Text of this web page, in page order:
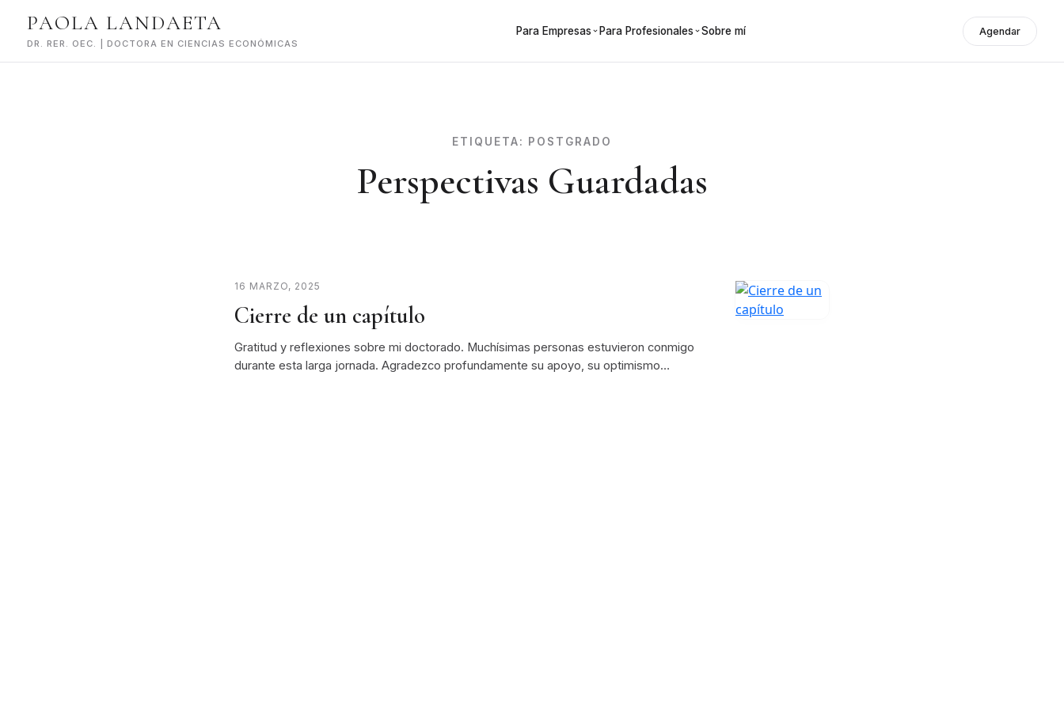
content
PAOLA LANDAETA
DR. RER. OEC. | DOCTORA EN CIENCIAS ECONÓMICAS
Para Empresas Para Profesionales Sobre mí Agendar
ETIQUETA: POSTGRADO
Perspectivas Guardadas
16 MARZO, 2025
Cierre de un capítulo
Gratitud y reflexiones sobre mi doctorado. Muchísimas personas estuvieron conmigo
durante esta larga jornada. Agradezco profundamente su apoyo, su optimismo…